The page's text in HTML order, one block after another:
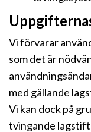
Vi förvarar
som det är
med gällande
Vi kan dock på
tvingande